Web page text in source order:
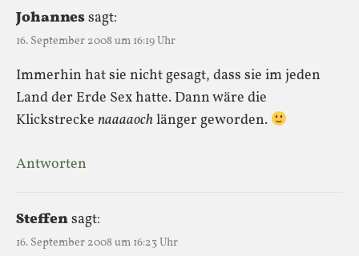
Johannessagt:
16. September 2008 um 16:19 Uhr
Immerhin hat sie nicht gesagt, dass sie im jeden
Land der Erde Sex hatte. Dann wäre die
Klickstrecke naaaaochlänger geworden.
Antworten
Steffensagt:
16. September 2008 um 16:23 Uhr